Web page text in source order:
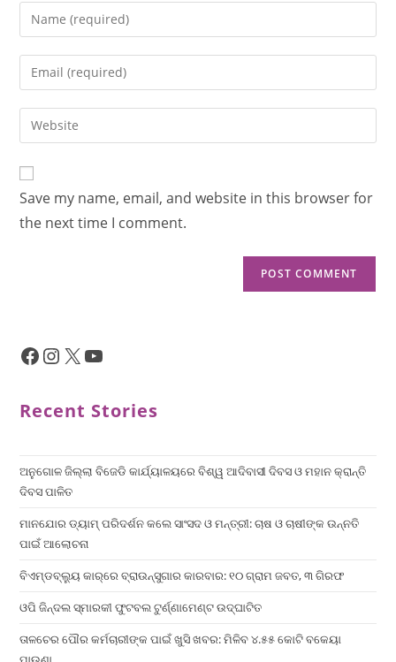
Save my name, email, and website in this browser for
the next time I comment.
Recent Stories
ଅନୁଗୋଳ ଜିଲ୍ଲା ବିଜେଡି କାର୍ଯ୍ୟାଳୟରେ ବିଶ୍ୱ ଆଦିବାସୀ ଦିବସ ଓ ମହାନ କ୍ରାନ୍ତି
ଦିବସ ପାଳିତ
ମାନଯୋର ଡ୍ୟାମ୍ ପରିଦର୍ଶନ କଲେ ସାଂସଦ ଓ ମନ୍ତ୍ରୀ: ଚାଷ ଓ ଚାଷୀଙ୍କ ଉନ୍ନତି
ପାଇଁ ଆଲୋଚନା
ବିଏମ୍‌ଡବ୍ଲ୍ୟୁ କାର୍‌ରେ ବ୍ରାଉନ୍‌ସୁଗାର କାରବାର: ୧୦ ଗ୍ରାମ ଜବତ, ୩ ଗିରଫ
ଓପି ଜିନ୍ଦଲ ସ୍ମାରକୀ ଫୁଟବଲ ଟୁର୍ଣ୍ଣାମେଣ୍ଟ ଉଦ୍ଘାଟିତ
ତାଳଚେର ପୌର କର୍ମଚାରୀଙ୍କ ପାଇଁ ଖୁସି ଖବର: ମିଳିବ ୪.୫୫ କୋଟି ବକେୟା